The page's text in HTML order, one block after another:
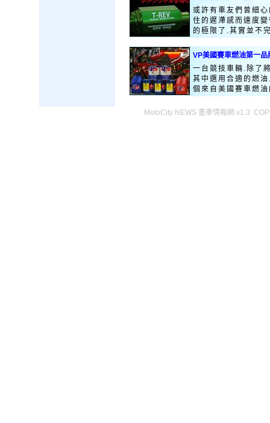
或許有車友們曾細
住的遲滯感而速度
的極限了.其實並不
VP美國賽車燃油第一品
一台競技車輛.除了
其中選用合適的燃
個來自美國賽車燃
MotoCity NEWS 重車情報網 v1.3